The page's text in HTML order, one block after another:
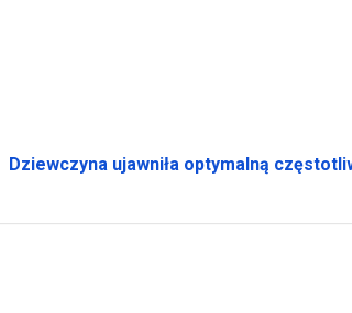
Dziewczyna ujawniła optymalną